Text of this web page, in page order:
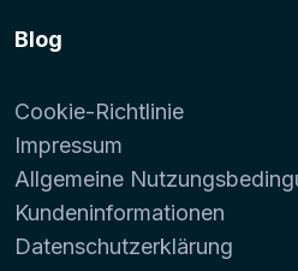
Blog
Cookie-Richtlinie
Impressum
Allgemeine
Kundeninformationen
Datenschutzerklärung